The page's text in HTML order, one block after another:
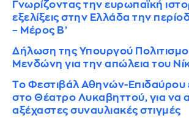
Γνωρίζοντας την ευρωπαϊκή
εξελίξεις στην Ελλάδα την
– Μέρος Β’
Δήλωση της Υπουργού
Μενδώνη για την απώλεια του
Το Φεστιβάλ Αθηνών-Επιδαύρου
στο Θέατρο Λυκαβηττού, για να
αξέχαστες συναυλιακές στιγμές